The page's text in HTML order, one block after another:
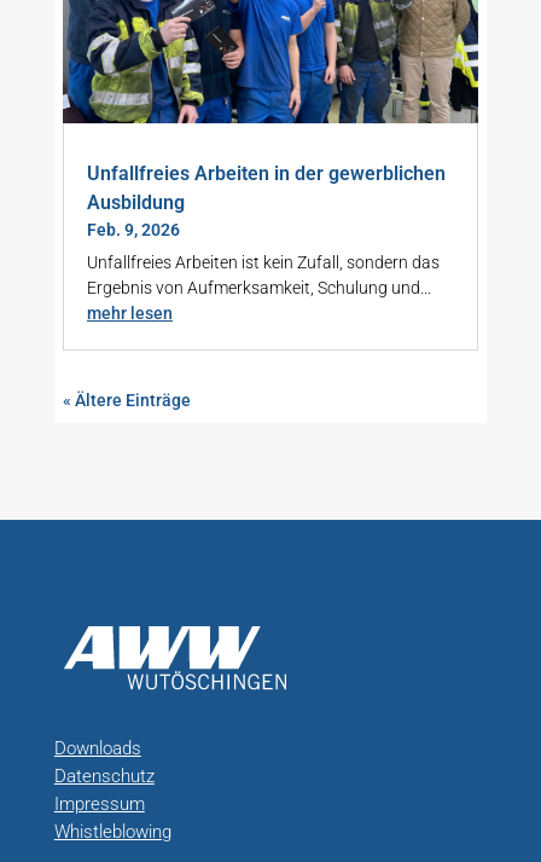
Unfallfreies Arbeiten in der gewerblichen
Ausbildung
Feb. 9, 2026
Unfallfreies Arbeiten ist kein Zufall, sondern das
Ergebnis von Aufmerksamkeit, Schulung und...
mehr lesen
« Ältere Einträge
Downloads
Datenschutz
Impressum
Whistleblowing